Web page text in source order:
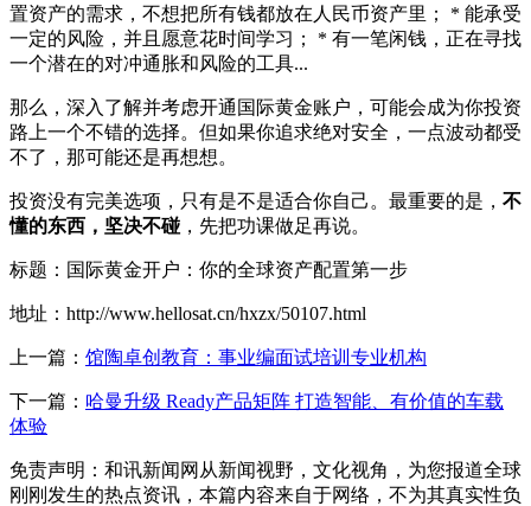
置资产的需求，不想把所有钱都放在人民币资产里； * 能承受
一定的风险，并且愿意花时间学习； * 有一笔闲钱，正在寻找
一个潜在的对冲通胀和风险的工具...
那么，深入了解并考虑开通国际黄金账户，可能会成为你投资
路上一个不错的选择。但如果你追求绝对安全，一点波动都受
不了，那可能还是再想想。
投资没有完美选项，只有是不是适合你自己。最重要的是， 不
懂的东西，坚决不碰 ，先把功课做足再说。
标题：国际黄金开户：你的全球资产配置第一步
地址：http://www.hellosat.cn/hxzx/50107.html
上一篇： 馆陶卓创教育：事业编面试培训专业机构
下一篇： 哈曼升级 Ready产品矩阵 打造智能、有价值的车载
体验
免责声明：和讯新闻网从新闻视野，文化视角，为您报道全球
刚刚发生的热点资讯，本篇内容来自于网络，不为其真实性负